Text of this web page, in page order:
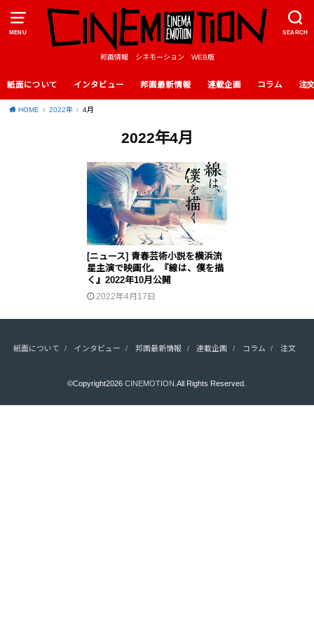
MENU SEARCH
邦画情報 シネモーション WEB版
紙面について インタビュー 邦画最新情報 連載企画 コラム 注
HOME 2022年 4月
2022年4月
[ニュース] 青春芸術小説を横浜流
星主演で映画化。『線は、僕を描
く』2022年10月公開
2022年4月17日
紙面について インタビュー 邦画最新情報 連載企画 コラム 注文
©Copyright2026CINEMOTION .All Rights Reserved.